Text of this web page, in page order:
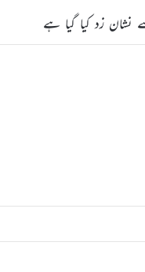
نشان زد کیا گیا ہے